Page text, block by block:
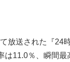
送された『24
は11.0％、瞬間最